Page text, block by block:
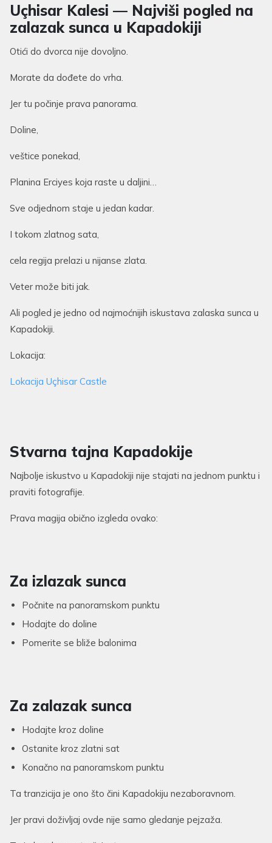
Uçhisar Kalesi — Najviši pogled na
zalazak sunca u Kapadokiji
Otići do dvorca nije dovoljno.
Morate da dođete do vrha.
Jer tu počinje prava panorama.
Doline,
veštice ponekad,
Planina Erciyes koja raste u daljini…
Sve odjednom staje u jedan kadar.
I tokom zlatnog sata,
cela regija prelazi u nijanse zlata.
Veter može biti jak.
Ali pogled je jedno od najmoćnijih iskustava zalaska sunca u
Kapadokiji.
Lokacija:
Lokacija Uçhisar Castle
Stvarna tajna Kapadokije
Najbolje iskustvo u Kapadokiji nije stajati na jednom punktu i
praviti fotografije.
Prava magija obično izgleda ovako:
Za izlazak sunca
Počnite na panoramskom punktu
Hodajte do doline
Pomerite se bliže balonima
Za zalazak sunca
Hodajte kroz doline
Ostanite kroz zlatni sat
Konačno na panoramskom punktu
Ta tranzicija je ono što čini Kapadokiju nezaboravnom.
Jer pravi doživljaj ovde nije samo gledanje pejzaža.